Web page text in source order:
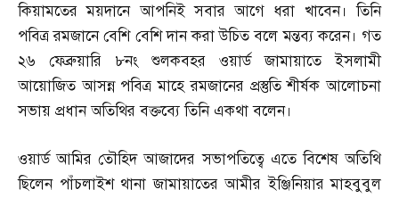
কিয়ামতের ময়দানে আপনিই সবার আগে ধরা খাবেন। তিনি
পবিত্র রমজানে বেশি বেশি দান করা উচিত বলে মন্তব্য করেন। গত
২৬ ফেব্রুয়ারি ৮নং শুলকবহর ওয়ার্ড জামায়াতে ইসলামী
আয়োজিত আসন্ন পবিত্র মাহে রমজানের প্রস্তুতি শীর্ষক আলোচনা
সভায় প্রধান অতিথির বক্তব্যে তিনি একথা বলেন।
ওয়ার্ড আমির তৌহিদ আজাদের সভাপতিত্বে এতে বিশেষ অতিথি
ছিলেন পাঁচলাইশ থানা জামায়াতের আমীর ইঞ্জিনিয়ার মাহবুবুল